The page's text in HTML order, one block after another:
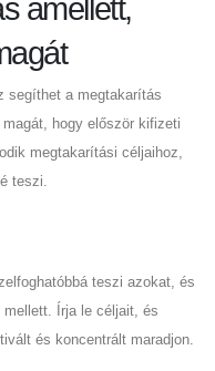
amellett,
segíthet a megtakarítás
hogy először kifizeti
megtakarítási céljaihoz,
teszi.
teszi azokat, és
Írja le céljait, és
és koncentrált maradjon.